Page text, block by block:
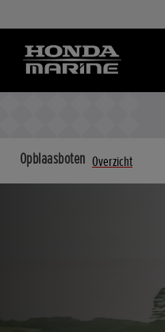
Opblaasboten Overzicht